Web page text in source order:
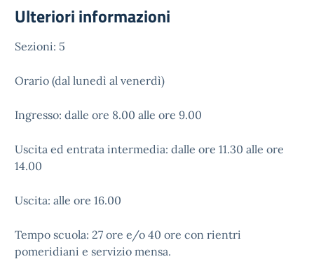
Ulteriori informazioni
Sezioni: 5
Orario (dal lunedì al venerdì)
Ingresso: dalle ore 8.00 alle ore 9.00
Uscita ed entrata intermedia: dalle ore 11.30 alle ore
14.00
Uscita: alle ore 16.00
Tempo scuola: 27 ore e/o 40 ore con rientri
pomeridiani e servizio mensa.